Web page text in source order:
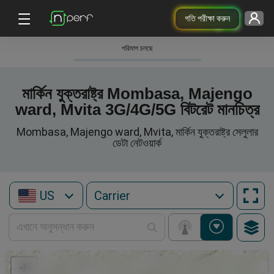
গতি পরীক্ষা করুন
পরিমাপ চলছে
মার্কিন যুক্তরাষ্ট্র Mombasa, Majengo
ward, Mvita 3G/4G/5G বিটরেট মানচিত্র
Mombasa, Majengo ward, Mvita, মার্কিন যুক্তরাষ্ট্র সেলুলার
ডেটা নেটওয়ার্ক
US